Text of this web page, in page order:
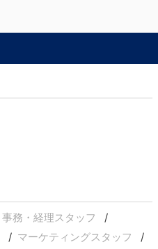
事務・経理スタッフ
マーケティングスタッフ